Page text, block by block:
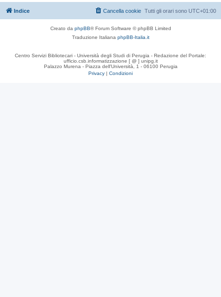
Indice Tutti gli orari sono UTC+01:00
Cancella cookie
Creato da phpBB® Forum Software © phpBB Limited
Traduzione Italiana phpBB-Italia.it
Centro Servizi Bibliotecari - Università degli Studi di Perugia - Redazione del Portale:
ufficio.csb.informatizzazione [ @ ] unipg.it
Palazzo Murena - Piazza dell'Università, 1 - 06100 Perugia
Privacy | Condizioni